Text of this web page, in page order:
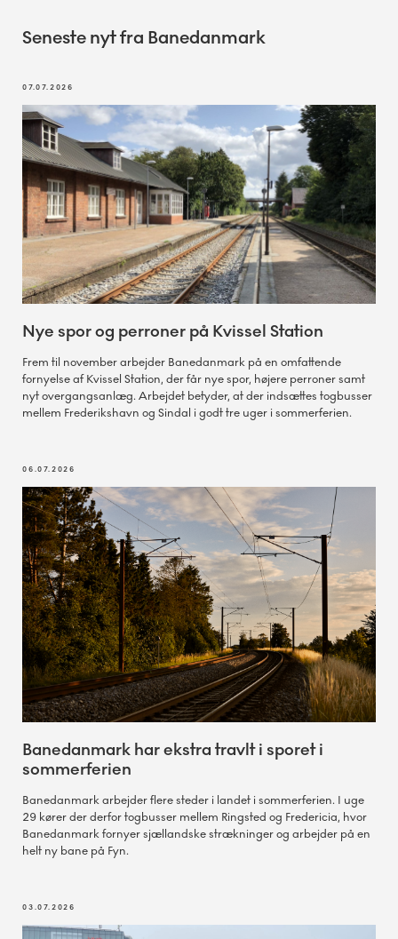
Seneste nyt fra Banedanmark
07.07.2026
Nye spor og perroner på Kvissel Station
Frem til november arbejder Banedanmark på en omfattende
fornyelse af Kvissel Station, der får nye spor, højere perroner samt
nyt overgangsanlæg. Arbejdet betyder, at der indsættes togbusser
mellem Frederikshavn og Sindal i godt tre uger i sommerferien.
06.07.2026
Banedanmark har ekstra travlt i sporet i
sommerferien
Banedanmark arbejder flere steder i landet i sommerferien. I uge
29 kører der derfor togbusser mellem Ringsted og Fredericia, hvor
Banedanmark fornyer sjællandske strækninger og arbejder på en
helt ny bane på Fyn.
03.07.2026